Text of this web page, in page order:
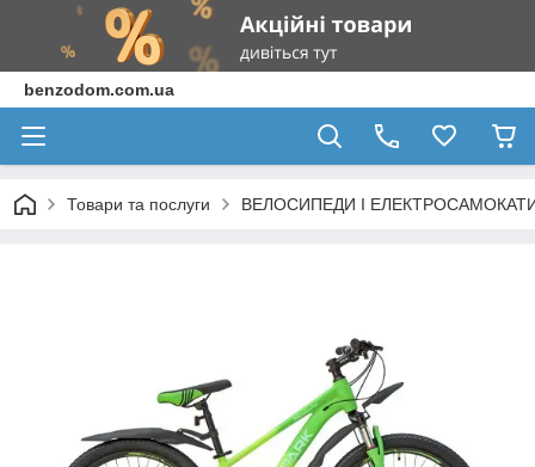
benzodom.com.ua
Товари та послуги ВЕЛОСИПЕДИ І